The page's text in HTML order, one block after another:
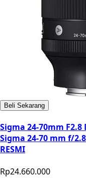
Beli Sekarang
Sigma 24-70mm
Sigma 24-70 mm f/
RESMI
Rp24.660.000